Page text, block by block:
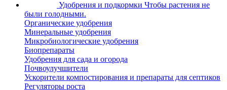
Удобрения и подкормки Чтобы растения не
были голодными.
Органические удобрения
Минеральные удобрения
Микробиологические удобрения
Биопрепараты
Удобрения для сада и огорода
Почвоулучшители
Ускорители компостирования и препараты для септиков
Регуляторы роста